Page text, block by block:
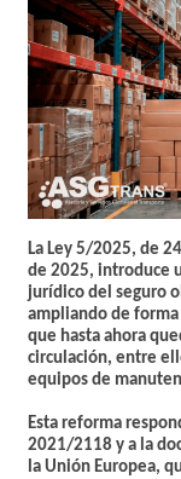
La Ley 5/2025, de
de 2025, introduce
jurídico del seguro
ampliando de
que hasta ahora
circulación, entre
equipos de
Esta reforma
2021/2118 y a la
la Unión Europea,